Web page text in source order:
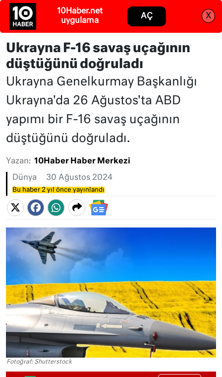
Abone ol Giriş
Ukrayna F-16 savaş uçağının
düştüğünü doğruladı
Ukrayna Genelkurmay Başkanlığı
Ukrayna'da 26 Ağustos'ta ABD
yapımı bir F-16 savaş uçağının
düştüğünü doğruladı.
Yazan: 10Haber Haber Merkezi
Dünya 30 Ağustos 2024
Bu haber 2 yıl önce yayınlandı
Fotoğraf: Shutterstock